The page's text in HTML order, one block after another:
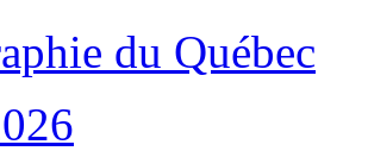
du Québec